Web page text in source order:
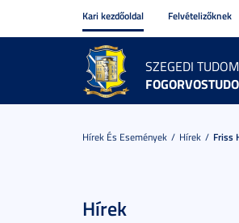
Kari kezdőoldal Felvételizőknek
SZEGEDI
Hírek És Események Hírek Friss
Hírek